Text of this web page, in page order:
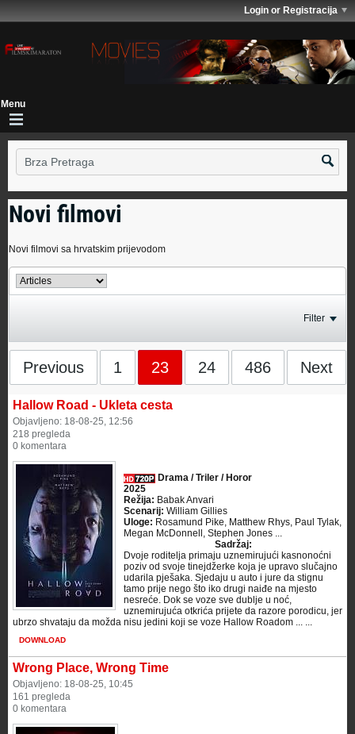
Login or Registracija
Novi filmovi
Novi filmovi sa hrvatskim prijevodom
Filter
Previous 1 23 24 486 Next
Hallow Road - Ukleta cesta
Objavljeno: 18-08-25, 12:56
218 pregleda
0 komentara
Drama / Triler / Horor
2025
Režija: Babak Anvari
Scenarij: William Gillies
Uloge: Rosamund Pike, Matthew Rhys, Paul Tylak,
Megan McDonnell, Stephen Jones ...
Sadržaj:
Dvoje roditelja primaju uznemirujući kasnonoćni
poziv od svoje tinejdžerke koja je upravo slučajno
udarila pješaka. Sjedaju u auto i jure da stignu
tamo prije nego što iko drugi naiđe na mjesto
nesreće. Dok se voze sve dublje u noć,
uznemirujuća otkrića prijete da razore porodicu, jer
ubrzo shvataju da možda nisu jedini koji se voze Hallow Roadom ... ...
DOWNLOAD
Wrong Place, Wrong Time
Objavljeno: 18-08-25, 10:45
161 pregleda
0 komentara